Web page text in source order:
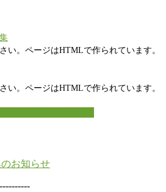
い。ページはHTMLで作られています。
い。ページはHTMLで作られています。